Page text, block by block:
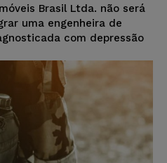
Brasil Ltda. não será
uma engenheira de
com depressão